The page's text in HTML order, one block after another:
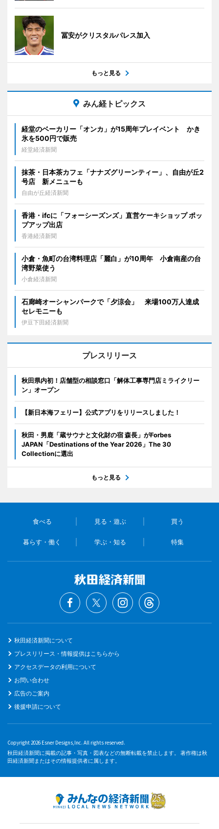
冨安がクリスタルパレス加入
もっと見る
みん経トピックス
経堂のベーカリー「オンカ」が15周年プレイベント かき
氷を500円で販売
経堂経済新聞
抹茶・日本茶カフェ「ナナズグリーンティー」、自由が丘2
号店 新メニューも
自由が丘経済新聞
香港・ifcに「フォーシーズンズ」直営ケーキショップ ポッ
プアップ出店
香港経済新聞
小倉・魚町の台湾料理店「麗白」が10周年 小倉南産の台
湾野菜使う
小倉経済新聞
石廊崎オーシャンパークで「夕涼会」 来場100万人達成
セレモニーも
伊豆下田経済新聞
プレスリリース
秋田県内初！店舗型の相談窓口「解体工事専門店ミライクリー
ン」オープン
【新日本海フェリー】公式アプリをリリースしました！
秋田・男鹿「蔵サウナと文化財の宿 森長」がForbes
JAPAN「Destinations of the Year 2026」The 30
Collectionに選出
もっと見る
食べる 見る・遊ぶ 買う
暮らす・働く 学ぶ・知る 特集
秋田経済新聞について
プレスリリース・情報提供はこちらから
アクセスデータの利用について
お問い合わせ
広告のご案内
後援申請について
Copyright 2026 Esner Designs,Inc. All rights reserved.
秋田経済新聞に掲載の記事・写真・図表などの無断転載を禁止します。 著作権は秋
田経済新聞またはその情報提供者に属します。